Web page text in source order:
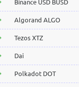
Binance USD BUSD
Algorand ALGO
Tezos XTZ
Dai
Polkadot DOT